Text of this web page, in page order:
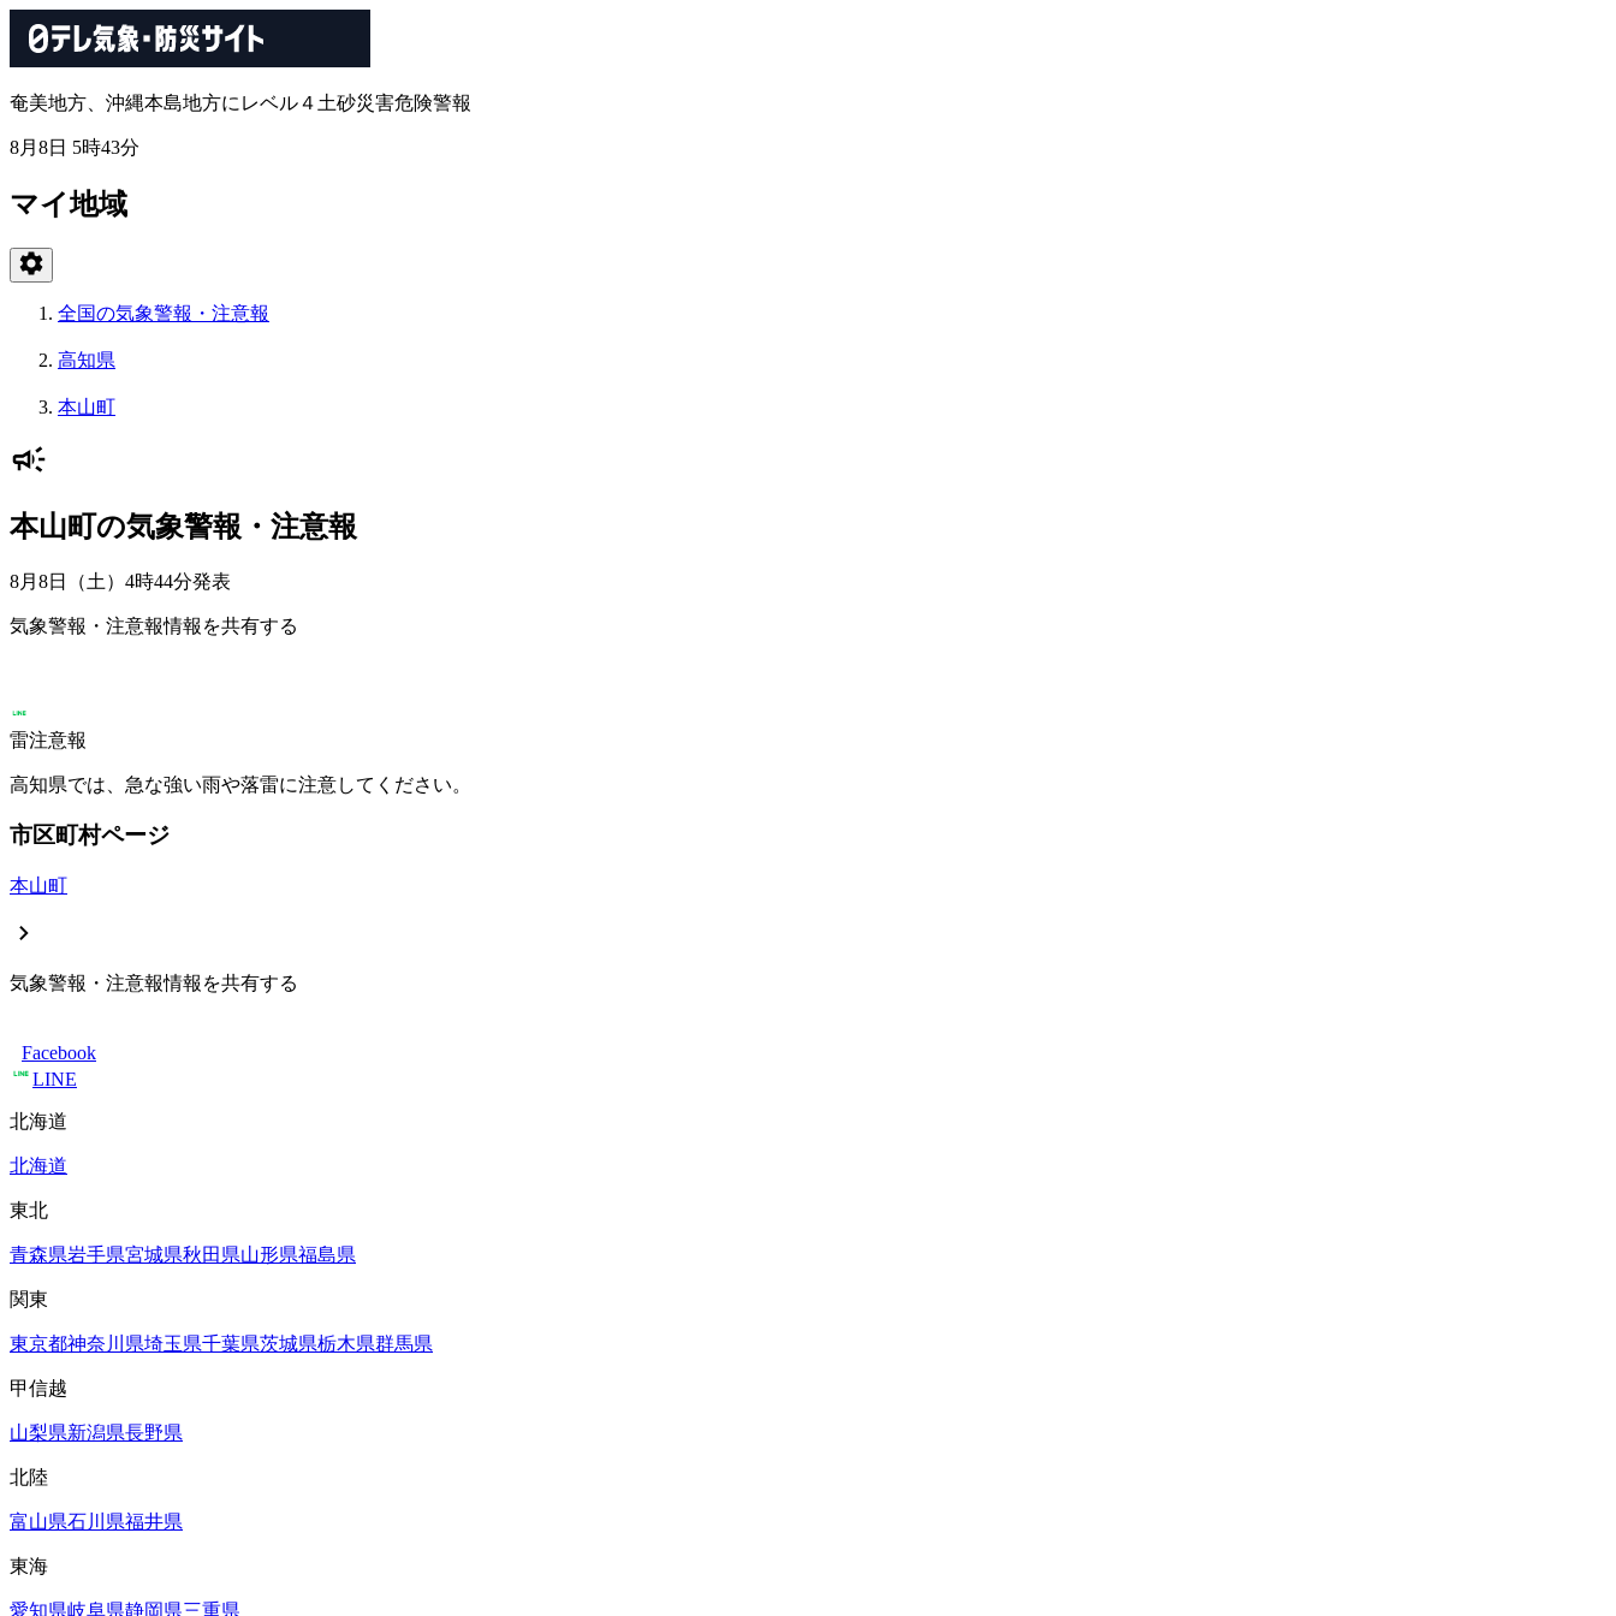
奄美地方、沖縄本島地方にレベル４土砂災害危険警報
8月8日 5時43分
マイ地域
全国の気象警報・注意報
高知県
本山町
本山町の気象警報・注意報
8月8日（土）4時44分発表
気象警報・注意報情報を共有する
雷注意報
高知県では、急な強い雨や落雷に注意してください。
市区町村ページ
本山町
気象警報・注意報情報を共有する
Facebook
LINE
北海道
北海道
東北
青森県岩手県宮城県秋田県山形県福島県
関東
東京都神奈川県埼玉県千葉県茨城県栃木県群馬県
甲信越
山梨県新潟県長野県
北陸
富山県石川県福井県
東海
愛知県岐阜県静岡県三重県